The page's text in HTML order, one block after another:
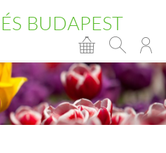
BUDAPEST